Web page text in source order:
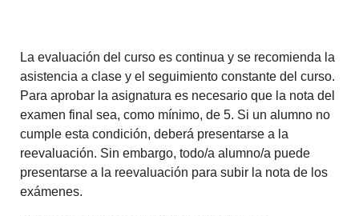
La evaluación del curso es continua y se recomienda la
asistencia a clase y el seguimiento constante del curso.
Para aprobar la asignatura es necesario que la nota del
examen final sea, como mínimo, de 5. Si un alumno no
cumple esta condición, deberá presentarse a la
reevaluación. Sin embargo, todo/a alumno/a puede
presentarse a la reevaluación para subir la nota de los
exámenes.